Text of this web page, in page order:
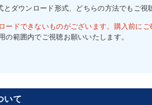
ダウンロード形式、どちらの方法でもご視
ドできないものがございます。購入前にご
範囲内でご視聴お願いいたします。
いて